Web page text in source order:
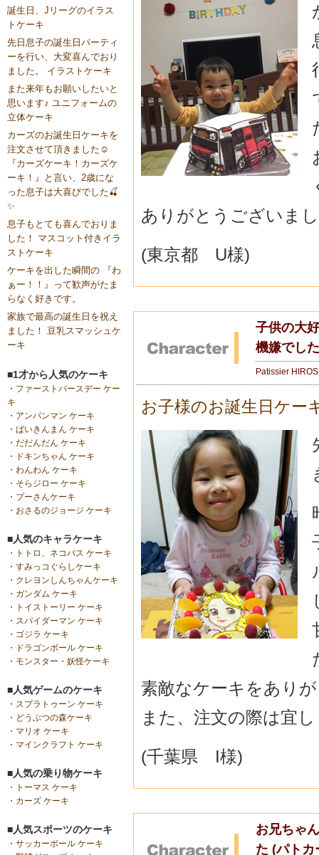
誕生日、Jリーグのイラス
トケーキ
先日息子の誕生日パーティ
ーを行い、大変喜んでおり
ました。 イラストケーキ
また来年もお願いしたいと
思います♪ ユニフォームの
立体ケーキ
カーズのお誕生日ケーキを
注文させて頂きました☺️
『カーズケーキ！カーズケ
ーキ！』と言い、2歳にな
った息子は大喜びでした🍒
✨
息子もとても喜んでおりま
した！ マスコット付きイラ
ストケーキ
ケーキを出した瞬間の 『わ
ぁー！！』って歓声がたま
らなく好きです。
家族で最高の誕生日を祝え
ました！ 豆乳スマッシュケ
ーキ
■1才から人気のケーキ
・ ファーストバースデー ケー
キ
・ アンパンマン ケーキ
・ ばいきんまん ケーキ
・ だだんだん ケーキ
・
ドキンちゃん ケーキ
・ わんわん ケーキ
・ そらジロー ケーキ
・ プーさんケーキ
・ おさるのジョージ ケーキ
■人気のキャラケーキ
・
トトロ、ネコバス ケーキ
・ すみっコぐらしケーキ
・ クレヨンしんちゃんケーキ
・ ガンダム ケーキ
・
トイストーリー ケーキ
・ スパイダーマン ケーキ
・ ゴジラ ケーキ
・
ドラゴンボール ケーキ
・ モンスター・妖怪ケーキ
■人気ゲームのケーキ
・ スプラトゥーン ケーキ
・ どうぶつの森ケーキ
・ マリオ ケーキ
・ マインクラフト ケーキ
■人気の乗り物ケーキ
・
トーマス ケーキ
・ カーズ ケーキ
■人気スポーツのケーキ
・ サッカーボール ケーキ
ありがとうございま
(東京都 U様)
子供の大
機嫌でし
Patissier
お子様のお誕生日ケー
素敵なケーキをあり
また、注文の際は宜
(千葉県 I様)
お兄ちゃ
た (パトカ